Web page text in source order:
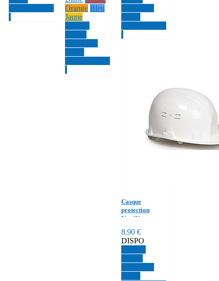
Orange Bleu
Jaune
Acheter
panier
panier
Casque
protection
Ventilé avec
"BRENNUS"
8,90 €
DISPO
Acheter
panier